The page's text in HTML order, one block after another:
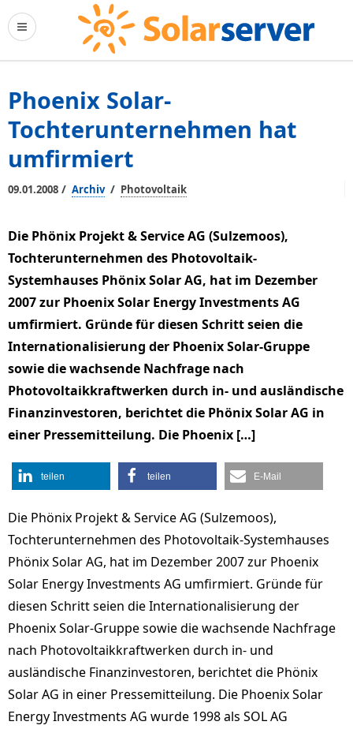
Phoenix Solar-
Tochterunternehmen hat
umfirmiert
09.01.2008 / Archiv / Photovoltaik
Die Phönix Projekt & Service AG (Sulzemoos),
Tochterunternehmen des Photovoltaik-
Systemhauses Phönix Solar AG, hat im Dezember
2007 zur Phoenix Solar Energy Investments AG
umfirmiert. Gründe für diesen Schritt seien die
Internationalisierung der Phoenix Solar-Gruppe
sowie die wachsende Nachfrage nach
Photovoltaikkraftwerken durch in- und ausländische
Finanzinvestoren, berichtet die Phönix Solar AG in
einer Pressemitteilung. Die Phoenix […]
teilen teilen E-Mail
Die Phönix Projekt & Service AG (Sulzemoos),
Tochterunternehmen des Photovoltaik-Systemhauses
Phönix Solar AG, hat im Dezember 2007 zur Phoenix
Solar Energy Investments AG umfirmiert. Gründe für
diesen Schritt seien die Internationalisierung der
Phoenix Solar-Gruppe sowie die wachsende Nachfrage
nach Photovoltaikkraftwerken durch in- und
ausländische Finanzinvestoren, berichtet die Phönix
Solar AG in einer Pressemitteilung. Die Phoenix Solar
Energy Investments AG wurde 1998 als SOL AG